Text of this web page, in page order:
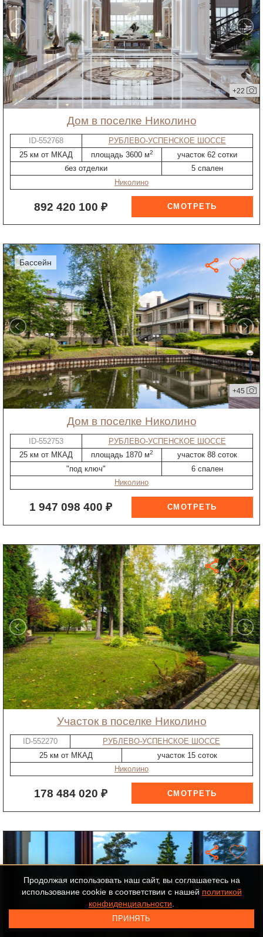
+22
дом в поселке Николино
ID-552768
РУБЛЕВО-УСПЕНСКОЕ ШОССЕ
25 км от МКАД
площадь 3600 м2
участок 62 сотки
без отделки
5 спален
Николино
892 420 100 ₽
бассейн
+45
дом в поселке Николино
ID-552753
РУБЛЕВО-УСПЕНСКОЕ ШОССЕ
25 км от МКАД
площадь 1870 м2
участок 88 соток
"под ключ"
6 спален
Николино
1 947 098 400 ₽
участок в поселке Николино
ID-552270
РУБЛЕВО-УСПЕНСКОЕ ШОССЕ
25 км от МКАД
участок 15 соток
Николино
178 484 020 ₽
Продолжая использовать наш сайт, вы соглашаетесь на
использование cookie в соответствии с нашей политикой
конфиденциальности
ПРИНЯТЬ